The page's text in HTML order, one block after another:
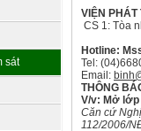
sát
VIỆN PHÁT
CS 1: Tòa
CS 2:
Hotline:
Tel:
Email:
THÔNG
V/v: Mở lớp
Căn cứ
112/2006/